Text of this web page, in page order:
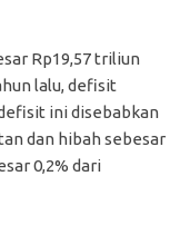
Rp19,57 triliun
lalu, defisit
ini disebabkan
dan hibah sebesar
0,2% dari